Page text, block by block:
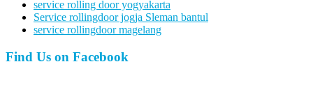
service rolling door yogyakarta
Service rollingdoor jogja Sleman bantul
service rollingdoor magelang
Find Us on Facebook